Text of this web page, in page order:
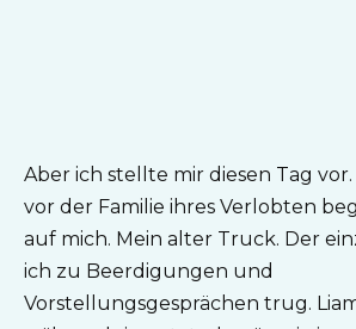
Aber ich stellte mir diesen Tag
vor der Familie ihres Verlobten
auf mich. Mein alter Truck. Der
ich zu Beerdigungen und
Vorstellungsgesprächen trug.